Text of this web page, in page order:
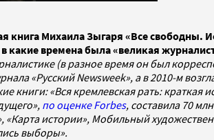
книга Михаила Зыгаря «Все
какие времена была «великая
(в разное время он был
«Русский Newsweek», а в 2010-м
книги: «Вся кремлевская рать:
по оценке Forbes, составила 70
«Карта истории», Мобильный
выборы».